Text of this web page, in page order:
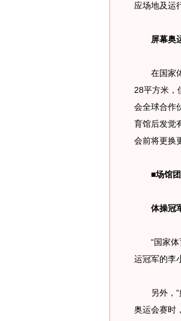
应场地及运
屏幕奥
在国家体
28平方米，
会全球合作
育馆后发觉
会前将更换
■场馆
体操冠军
“国家体育
运冠军的李
另外，“好
奥运会赛时